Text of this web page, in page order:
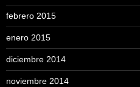
febrero 2015
enero 2015
diciembre 2014
noviembre 2014